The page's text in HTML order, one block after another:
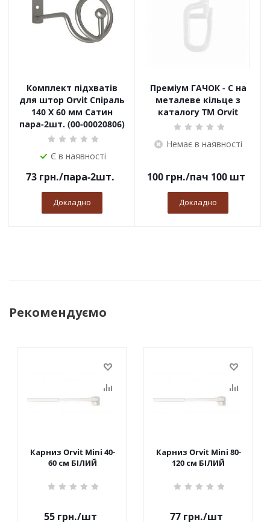
Комплект підхватів
для штор Orvit Спіраль
140 Х 60 мм Сатин
пара-2шт. (00-00020806)
Є в наявності
73грн./пара-2шт.
Докладно
Преміум ГАЧОК - С на
металеве кільце з
каталогу TM Orvit
Немає в наявності
100грн./пач 100 шт
Докладно
Рекомендуємо
Карниз Orvit Mini 40-
60 см БІЛИЙ
55грн./шт
Карниз Orvit Mini 80-
120 см БІЛИЙ
77грн./шт